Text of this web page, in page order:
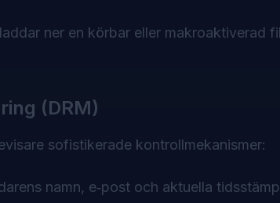
ner en körbar eller makroaktiverad
(DRM)
sofistikerade kontrollmekanismer:
namn, e‑post och aktuella